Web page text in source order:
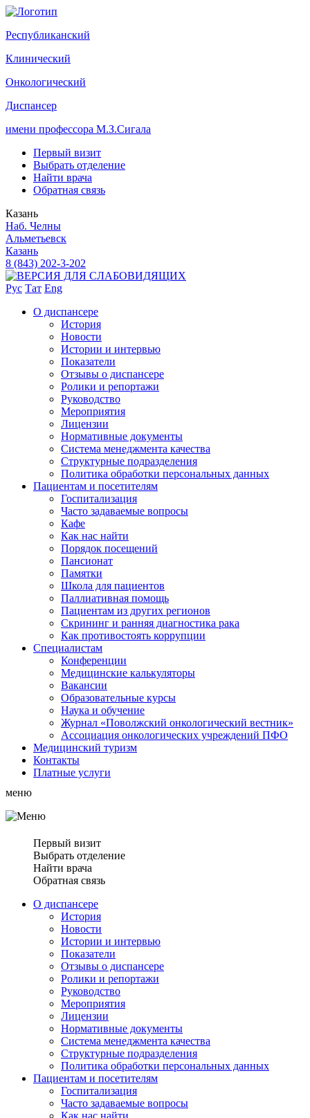
Республиканский
Клинический
Онкологический
Диспансер
имени профессора М.З.Сигала
Первый визит
Выбрать отделение
Найти врача
Обратная связь
Казань
Наб. Челны
Альметьевск
Казань
8 (843) 202-3-202
Рус Тат Eng
О диспансере
История
Новости
Истории и интервью
Показатели
Отзывы о диспансере
Ролики и репортажи
Руководство
Мероприятия
Лицензии
Нормативные документы
Система менеджмента качества
Структурные подразделения
Политика обработки персональных данных
Пациентам и посетителям
Госпитализация
Часто задаваемые вопросы
Кафе
Как нас найти
Порядок посещений
Пансионат
Памятки
Школа для пациентов
Паллиативная помощь
Пациентам из других регионов
Скрининг и ранняя диагностика рака
Как противостоять коррупции
Специалистам
Конференции
Медицинские калькуляторы
Вакансии
Образовательные курсы
Наука и обучение
Журнал «Поволжский онкологический вестник»
Ассоциация oнкологических учреждений ПФО
Медицинский туризм
Контакты
Платные услуги
меню
Первый визит
Выбрать отделение
Найти врача
Обратная связь
О диспансере
История
Новости
Истории и интервью
Показатели
Отзывы о диспансере
Ролики и репортажи
Руководство
Мероприятия
Лицензии
Нормативные документы
Система менеджмента качества
Структурные подразделения
Политика обработки персональных данных
Пациентам и посетителям
Госпитализация
Часто задаваемые вопросы
Как нас найти